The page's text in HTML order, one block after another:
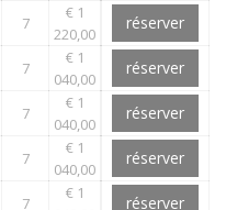
7
€ 1
220,00
réserver
7
€ 1
040,00
réserver
7
€ 1
040,00
réserver
7
€ 1
040,00
réserver
7
€ 1
réserver